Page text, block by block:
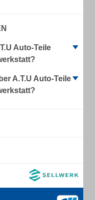
Auto-Teile
A.T.U Auto-Teile